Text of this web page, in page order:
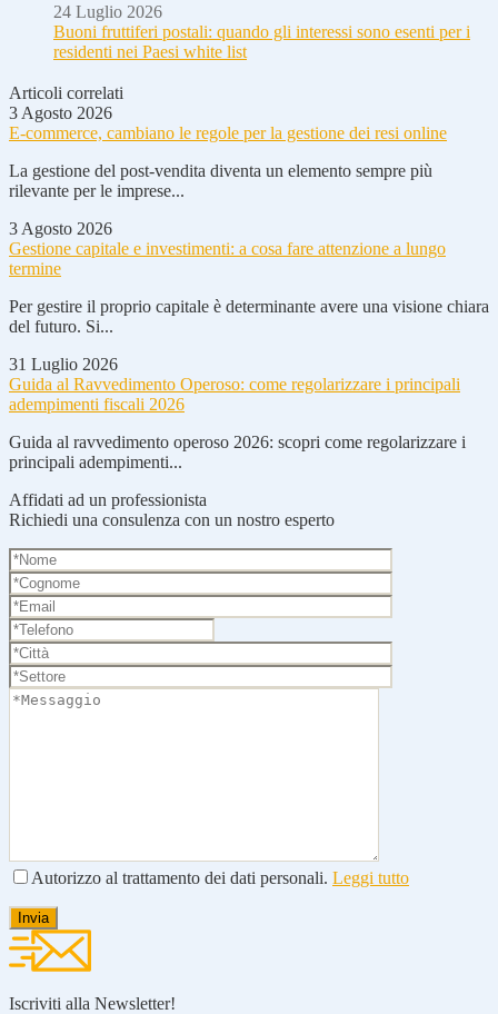
24 Luglio 2026
Buoni fruttiferi postali: quando gli interessi sono esenti per i
residenti nei Paesi white list
Articoli correlati
3 Agosto 2026
E-commerce, cambiano le regole per la gestione dei resi online
La gestione del post-vendita diventa un elemento sempre più
rilevante per le imprese...
3 Agosto 2026
Gestione capitale e investimenti: a cosa fare attenzione a lungo
termine
Per gestire il proprio capitale è determinante avere una visione chiara
del futuro. Si...
31 Luglio 2026
Guida al Ravvedimento Operoso: come regolarizzare i principali
adempimenti fiscali 2026
Guida al ravvedimento operoso 2026: scopri come regolarizzare i
principali adempimenti...
Affidati ad un professionista
Richiedi una consulenza con un nostro esperto
Autorizzo al trattamento dei dati personali. Leggi tutto
Iscriviti alla Newsletter!